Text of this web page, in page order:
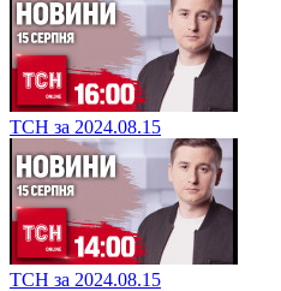
ТСН за 2024.08.15
ТСН за 2024.08.15